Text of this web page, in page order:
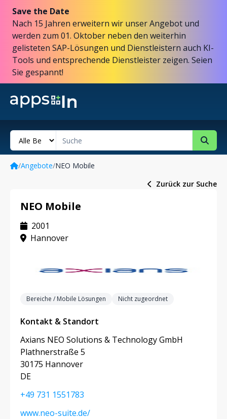
Save the Date
Nach 15 Jahren erweitern wir unser Angebot und
werden zum 01. Oktober neben den weiterhin
gelisteten SAP-Lösungen und Dienstleistern auch KI-
Tools und entsprechende Dienstleister zeigen. Seien
Sie gespannt!
/Angebote/NEO Mobile
Zurück zur Suche
NEO Mobile
2001
Hannover
Bereiche / Mobile Lösungen Nicht zugeordnet
Kontakt & Standort
Axians NEO Solutions & Technology GmbH
Plathnerstraße 5
30175 Hannover
DE
+49 731 1551783
www.neo-suite.de/